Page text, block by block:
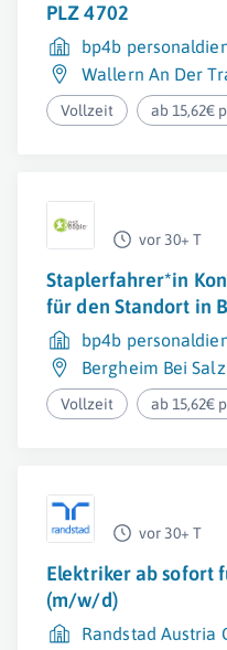
PLZ 4702
bp4b
Wallern An Der
Vollzeit ab 15,62€
vor 30+ T
Staplerfahrer*in
für den Standort in
bp4b
Bergheim Bei
Vollzeit ab 15,62€
vor 30+ T
Elektriker ab sofort
(m/w/d)
Randstad Austria